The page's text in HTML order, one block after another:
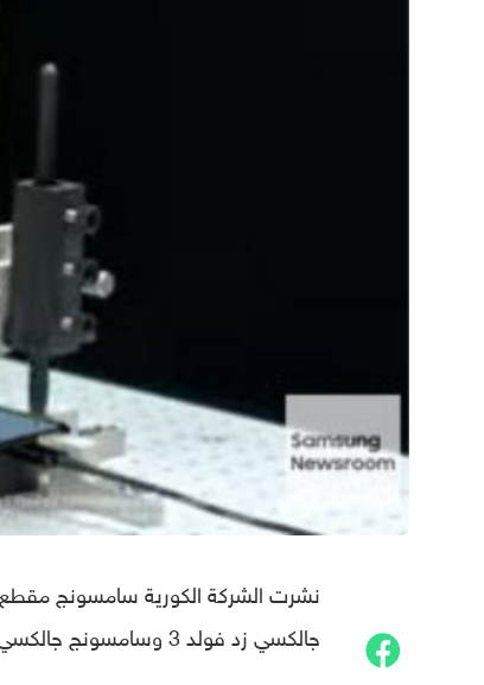
نشرت الشركة الكورية سامسونج مقطع
جالكسي زد فولد 3 وسامسونج جالكسي زد فليب 3.